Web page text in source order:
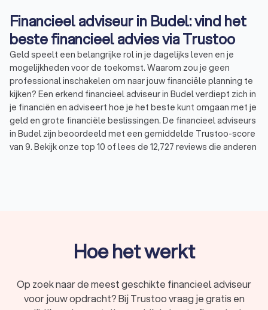
Financieel adviseur in Budel: vind het
beste financieel advies via Trustoo
Geld speelt een belangrijke rol in je dagelijks leven en je
mogelijkheden voor de toekomst. Waarom zou je geen
professional inschakelen om naar jouw financiële planning te
kijken? Een erkend financieel adviseur in Budel verdiept zich in
je financiën en adviseert hoe je het beste kunt omgaan met je
geld en grote financiële beslissingen. De financieel adviseurs
in Budel zijn beoordeeld met een gemiddelde Trustoo-score
van 9. Bekijk onze top 10 of lees de 12,727 reviews die anderen
Een financieel consultant adviseert over alles wat met geld
te maken heeft. Of het nu gaat om sparen en beleggen, het
een financieel adviseur kijkt samen met jou naar je financiële
situatie en biedt passend advies over jouw financiële
Hoe het werkt
Op zoek naar de meest geschikte financieel adviseur
voor jouw opdracht? Bij Trustoo vraag je gratis en